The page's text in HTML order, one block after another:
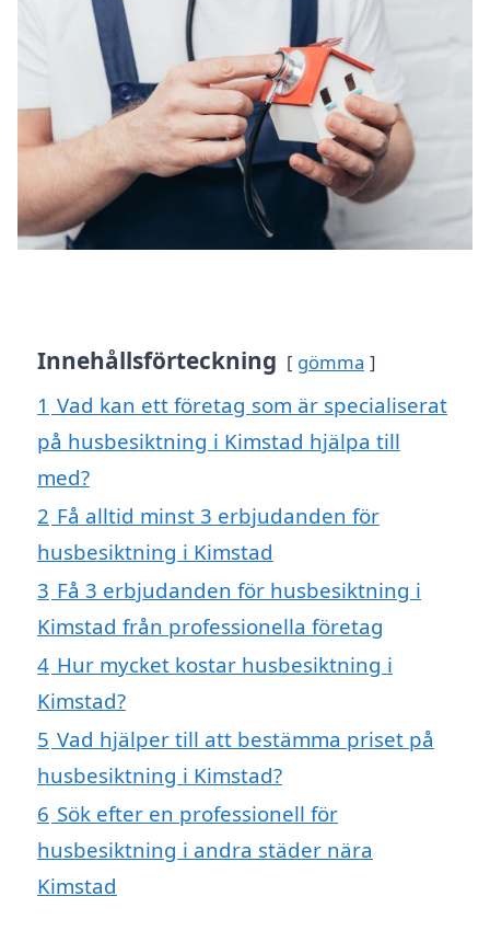
Innehållsförteckning gömma
1 Vad kan ett företag som är specialiserat
på husbesiktning i Kimstad hjälpa till
med?
2 Få alltid minst 3 erbjudanden för
husbesiktning i Kimstad
3 Få 3 erbjudanden för husbesiktning i
Kimstad från professionella företag
4 Hur mycket kostar husbesiktning i
Kimstad?
5 Vad hjälper till att bestämma priset på
husbesiktning i Kimstad?
6 Sök efter en professionell för
husbesiktning i andra städer nära
Kimstad